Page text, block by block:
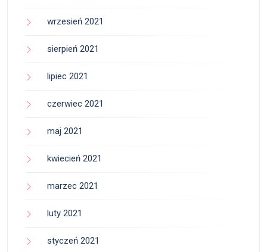
wrzesień 2021
sierpień 2021
lipiec 2021
czerwiec 2021
maj 2021
kwiecień 2021
marzec 2021
luty 2021
styczeń 2021